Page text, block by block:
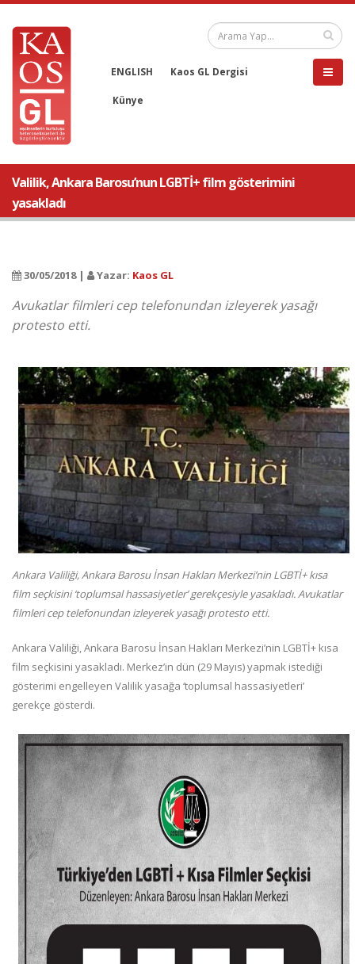
ENGLISH Kaos GL Dergisi
Künye
Valilik, Ankara Barosu’nun LGBTİ+ film gösterimini
yasakladı
30/05/2018 | Yazar: Kaos GL
Avukatlar filmleri cep telefonundan izleyerek yasağı
protesto etti.
Ankara Valiliği, Ankara Barosu İnsan Hakları Merkezi’nin LGBTİ+ kısa
film seçkisini ‘toplumsal hassasiyetler’ gerekçesiyle yasakladı. Avukatlar
filmleri cep telefonundan izleyerek yasağı protesto etti.
Ankara Valiliği, Ankara Barosu İnsan Hakları Merkezi’nin LGBTİ+ kısa
film seçkisini yasakladı. Merkez’in dün (29 Mayıs) yapmak istediği
gösterimi engelleyen Valilik yasağa ‘toplumsal hassasiyetleri’
gerekçe gösterdi.